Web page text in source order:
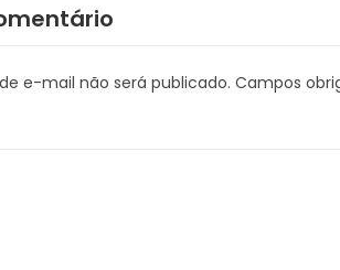
e-mail não será publicado. Campos